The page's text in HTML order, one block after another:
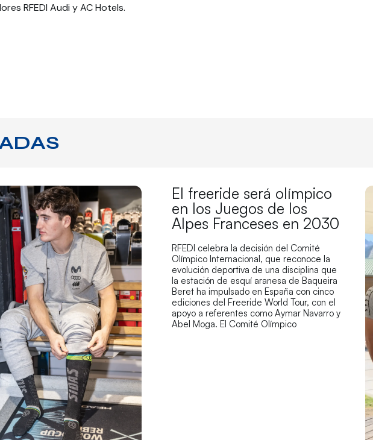
RFEDI Audi y AC Hotels.
El freeride será olímpico
en los Juegos de los
Alpes Franceses en 2030
RFEDI celebra la decisión del Comité
Olímpico Internacional, que reconoce la
evolución deportiva de una disciplina que
la estación de esquí aranesa de Baqueira
Beret ha impulsado en España con cinco
ediciones del Freeride World Tour, con el
apoyo a referentes como Aymar Navarro y
Abel Moga. El Comité Olímpico